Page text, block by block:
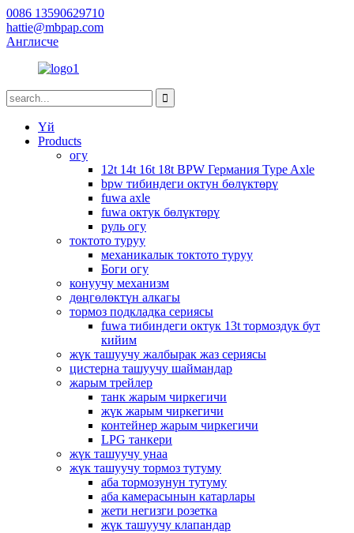
0086 13590629710
hattie@mbpap.com
Англисче
Үй
Products
огу
12t 14t 16t 18t BPW Германия Type Axle
bpw тибиндеги октун бөлүктөрү
fuwa axle
fuwa октук бөлүктөрү
руль огу
токтото туруу
механикалык токтото туруу
Боги огу
конуучу механизм
дөңгөлөктүн алкагы
тормоз подкладка сериясы
fuwa тибиндеги октук 13t тормоздук бут
кийим
жүк ташуучу жалбырак жаз сериясы
цистерна ташуучу шаймандар
жарым трейлер
танк жарым чиркегичи
жүк жарым чиркегичи
контейнер жарым чиркегичи
LPG танкери
жүк ташуучу унаа
жүк ташуучу тормоз тутуму
аба тормозунун тутуму
аба камерасынын катарлары
жети негизги розетка
жүк ташуучу клапандар